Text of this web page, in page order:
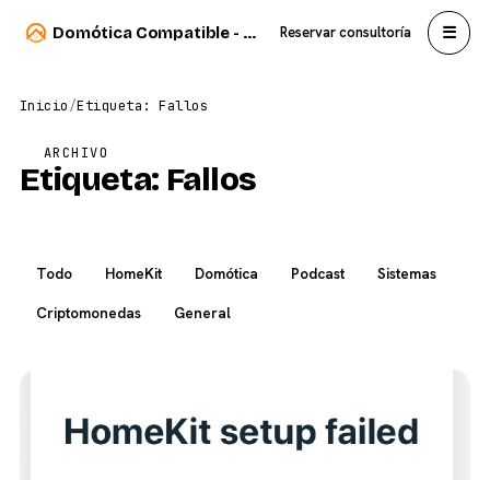
Domótica Compatible - Carlos Sahuquillo Reservar consultoría ☰
Inicio/Etiqueta: Fallos
ARCHIVO
Etiqueta: Fallos
Todo HomeKit Domótica Podcast
Sistemas
Criptomonedas
General